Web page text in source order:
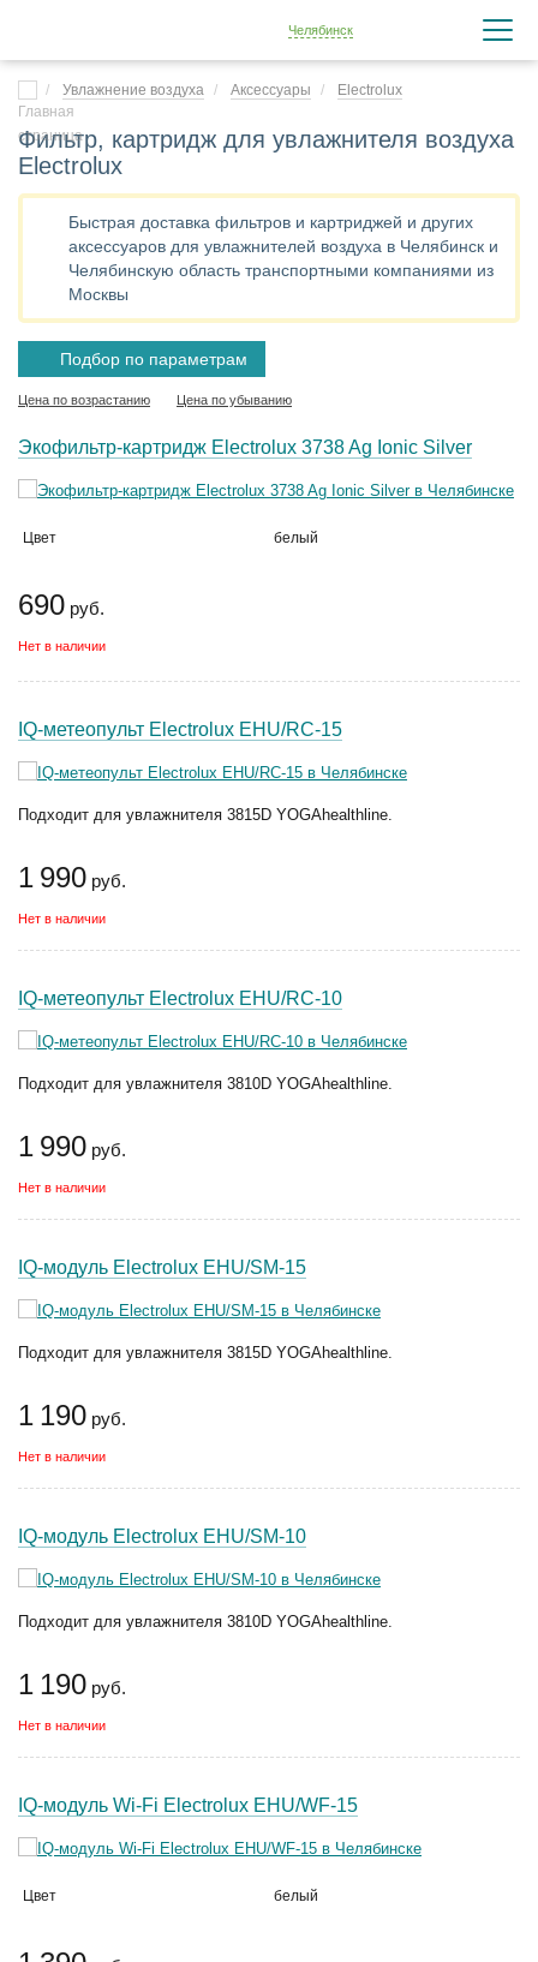
Челябинск
Увлажнение воздуха Аксессуары Electrolux
Фильтр, картридж для увлажнителя воздуха
Electrolux
Быстрая доставка фильтров и картриджей и других
аксессуаров для увлажнителей воздуха в Челябинск и
Челябинскую область транспортными компаниями из
Москвы
Подбор по параметрам
Цена по возрастанию Цена по убыванию
Экофильтр-картридж Electrolux 3738 Ag Ionic Silver
Цвет белый
690 руб.
Нет в наличии
IQ-метеопульт Electrolux EHU/RC-15
Подходит для увлажнителя 3815D YOGAhealthline.
1 990 руб.
Нет в наличии
IQ-метеопульт Electrolux EHU/RC-10
Подходит для увлажнителя 3810D YOGAhealthline.
1 990 руб.
Нет в наличии
IQ-модуль Electrolux EHU/SM-15
Подходит для увлажнителя 3815D YOGAhealthline.
1 190 руб.
Нет в наличии
IQ-модуль Electrolux EHU/SM-10
Подходит для увлажнителя 3810D YOGAhealthline.
1 190 руб.
Нет в наличии
IQ-модуль Wi-Fi Electrolux EHU/WF-15
Цвет белый